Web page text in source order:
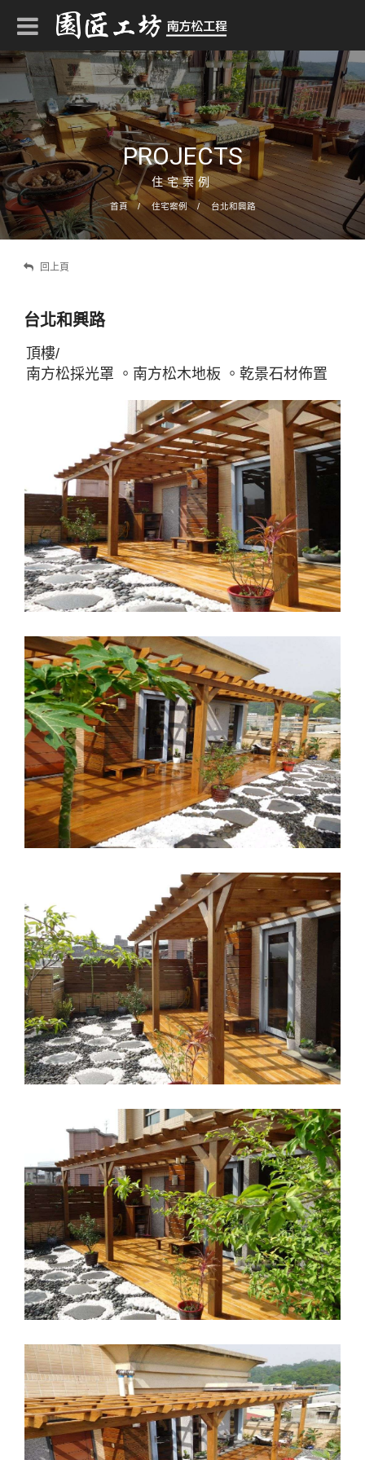
PROJECTS
住宅案例
首頁 住宅案例 台北和興路
回上頁
台北和興路
頂樓/
南方松採光罩 。南方松木地板 。乾景石材佈置